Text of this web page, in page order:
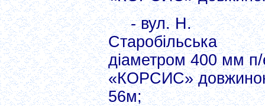
- вул. Н.
Старобільська
діаметром 400 мм
«КОРСИС»
56м;